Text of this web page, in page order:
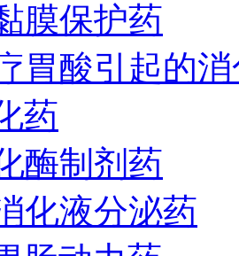
膜保护药
胃酸引起的
药
酶制剂药
化液分泌药